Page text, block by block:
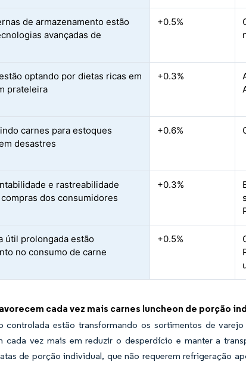
de armazenamento estão
avançadas de
+0.5%
optando por dietas ricas em
prateleira
+0.3%
carnes para estoques
desastres
+0.6%
e rastreabilidade
dos consumidores
+0.3%
útil prolongada estão
no consumo de carne
+0.5%
cada vez mais carnes luncheon de porção
controlada estão transformando os sortimentos de
cada vez mais em reduzir o desperdício e manter a
de porção individual, que não requerem refrigeração